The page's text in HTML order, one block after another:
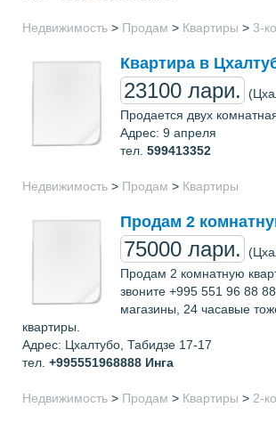
Недвижимость > Продам > Квартиры > 3-
Квартира в
23100 лари.
Продается двух
Адрес: 9 апреля
тел. 599413352
Недвижимость > Продам > Квартиры
Продам 2
75000 лари.
Продам 2 комнатную
звоните +995 551 96 88
магазины, 24 часавые
квартиры.
Адрес: Цхалтубо, Табидзе 17-17
тел. +995551968888 Инга
Недвижимость > Продам > Квартиры > 2-